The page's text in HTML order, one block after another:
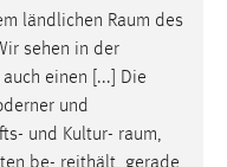
ländlichen Raum des
sehen in der
einen [...] Die
und
und Kultur- raum,
be- reithält, gerade